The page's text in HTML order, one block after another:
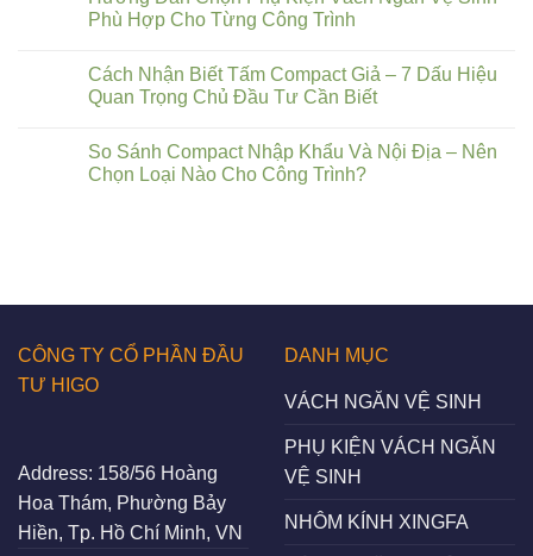
Phù Hợp Cho Từng Công Trình
Cách Nhận Biết Tấm Compact Giả – 7 Dấu Hiệu
Quan Trọng Chủ Đầu Tư Cần Biết
So Sánh Compact Nhập Khẩu Và Nội Địa – Nên
Chọn Loại Nào Cho Công Trình?
CÔNG TY CỔ PHẦN ĐẦU
TƯ HIGO
Address: 158/56 Hoàng
Hoa Thám, Phường Bảy
Hiền, Tp. Hồ Chí Minh, VN
DANH MỤC
VÁCH NGĂN VỆ SINH
PHỤ KIỆN VÁCH NGĂN
VỆ SINH
NHÔM KÍNH XINGFA